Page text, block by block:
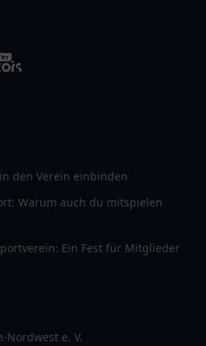
den Verein einbinden
Warum auch du mitspielen
Ein Fest für Mitglieder
Nordwest e. V.